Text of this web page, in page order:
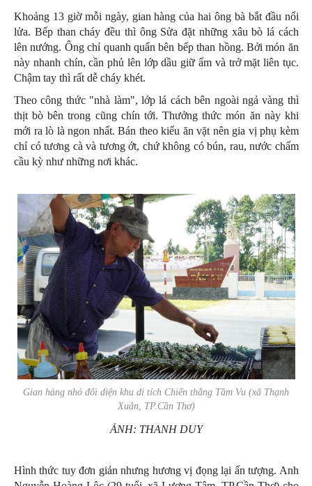
Khoảng 13 giờ mỗi ngày, gian hàng của hai ông bà bắt đầu nổi
lửa. Bếp than cháy đều thì ông Sửa đặt những xâu bò lá cách
lên nướng. Ông chỉ quanh quẩn bên bếp than hồng. Bởi món ăn
này nhanh chín, cần phủ lên lớp dầu giữ ẩm và trở mặt liên tục.
Chậm tay thì rất dễ cháy khét.
Theo công thức "nhà làm", lớp lá cách bên ngoài ngả vàng thì
thịt bò bên trong cũng chín tới. Thưởng thức món ăn này khi
mới ra lò là ngon nhất. Bán theo kiểu ăn vặt nên gia vị phụ kèm
chỉ có tương cà và tương ớt, chứ không có bún, rau, nước chấm
cầu kỳ như những nơi khác.
Gian hàng nhỏ đối diện khu di tích Chiến thắng Tầm Vu (xã Thạnh
Xuân, TP.Cần Thơ)
ẢNH: THANH DUY
Hình thức tuy đơn giản nhưng hương vị đọng lại ấn tượng. Anh